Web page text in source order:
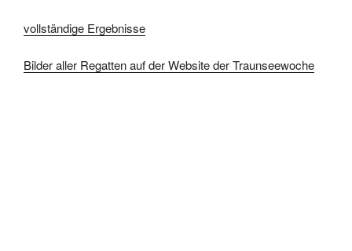
vollständige Ergebnisse
Bilder aller Regatten auf der Website der Traunseewoche